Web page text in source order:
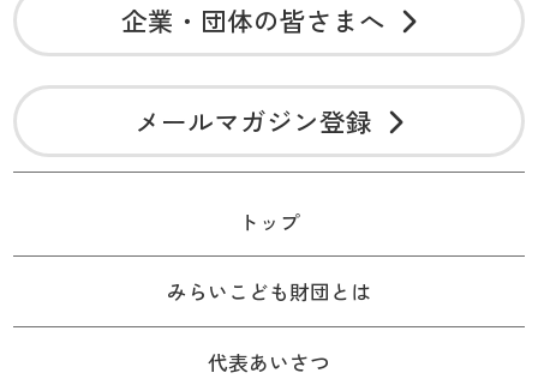
企業・団体の皆さまへ
メールマガジン登録
トップ
みらいこども財団とは
代表あいさつ